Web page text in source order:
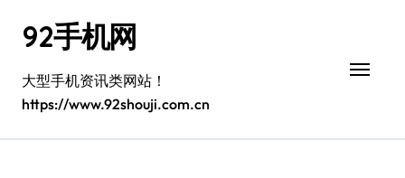
92手机网
大型手机资讯类网站！
https://www.92shouji.com.cn